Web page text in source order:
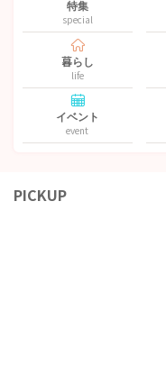
特集
special
暮らし
life
イベント
event
PICKUP